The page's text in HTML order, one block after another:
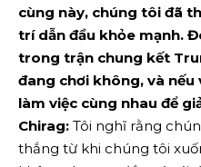
cùng này, chúng tôi đã
trí dẫn đầu khỏe mạnh.
trong trận chung kết
đang chơi không, và nếu
làm việc cùng nhau để
Chirag: Tôi nghĩ rằng
thắng từ khi chúng tôi